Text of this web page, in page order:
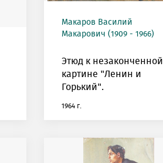
Макаров Василий
Макарович (1909 - 1966)
Этюд к незаконченной
картине "Ленин и
Горький".
1964 г.